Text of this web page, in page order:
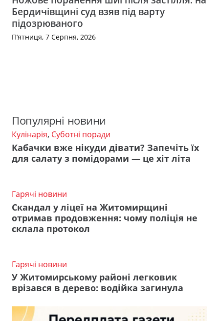
Бердичівщині суд взяв під варту
підозрюваного
П’ятниця, 7 Серпня, 2026
Популярні новини
Кулінарія, Суботні поради
Кабачки вже нікуди дівати? Запечіть їх
для салату з помідорами — це хіт літа
Гарячі новини
Скандал у ліцеї на Житомирщині
отримав продовження: чому поліція не
склала протокол
Гарячі новини
У Житомирському районі легковик
врізався в дерево: водійка загинула